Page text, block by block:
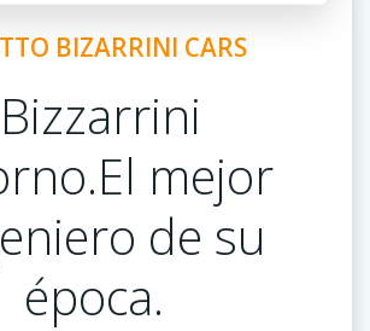
BIZARRINI CARS
Bizzarrini
mejor
de su
época.